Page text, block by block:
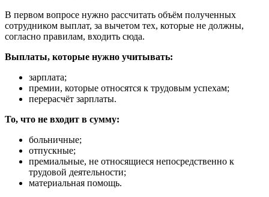
В первом вопросе нужно рассчитать объём полученных
сотрудником выплат, за вычетом тех, которые не должны,
согласно правилам, входить сюда.
Выплаты, которые нужно учитывать:
зарплата;
премии, которые относятся к трудовым успехам;
перерасчёт зарплаты.
То, что не входит в сумму:
больничные;
отпускные;
премиальные, не относящиеся непосредственно к
трудовой деятельности;
материальная помощь.